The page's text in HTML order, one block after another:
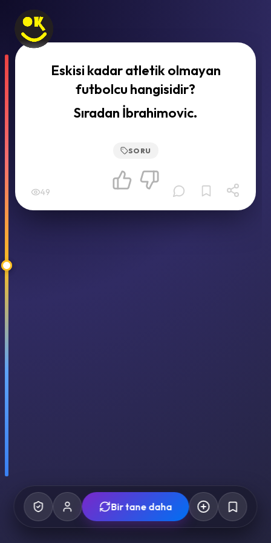
Eskisi kadar atletik olmayan
futbolcu hangisidir?
Sıradan İbrahimovic.
SORU
49
Bir tane daha